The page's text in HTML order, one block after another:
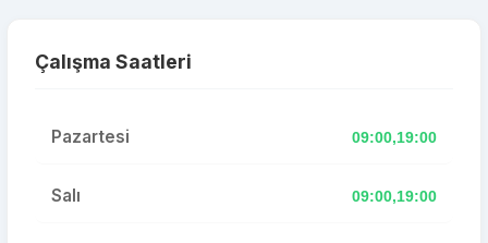
Çalışma Saatleri
Pazartesi 09:00,19:00
Salı 09:00,19:00